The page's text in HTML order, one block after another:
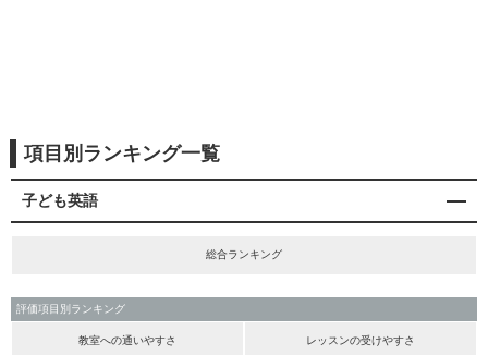
項目別ランキング一覧
子ども英語
総合ランキング
評価項目別ランキング
教室への通いやすさ レッスンの受けやすさ